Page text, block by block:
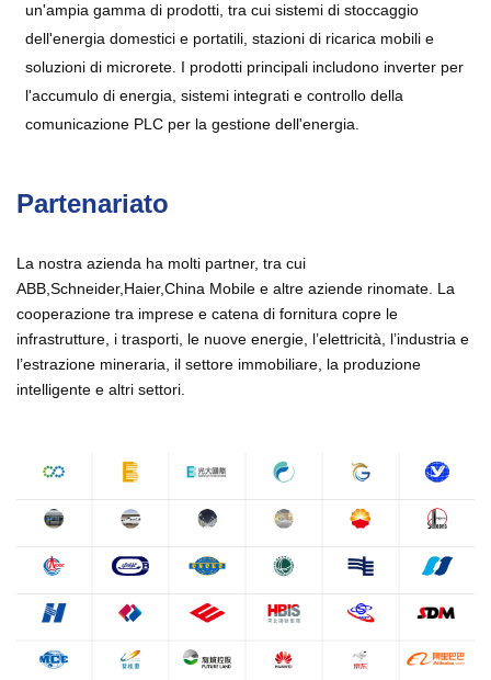
un'ampia gamma di prodotti, tra cui sistemi di stoccaggio
dell'energia domestici e portatili, stazioni di ricarica mobili e
soluzioni di microrete. I prodotti principali includono inverter per
l'accumulo di energia, sistemi integrati e controllo della
comunicazione PLC per la gestione dell'energia.
Partenariato
La nostra azienda ha molti partner, tra cui
ABB,Schneider,Haier,China Mobile e altre aziende rinomate. La
cooperazione tra imprese e catena di fornitura copre le
infrastrutture, i trasporti, le nuove energie, l’elettricità, l’industria e
l’estrazione mineraria, il settore immobiliare, la produzione
intelligente e altri settori.